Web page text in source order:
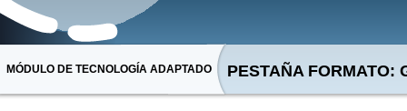
MÓDULO DE TECNOLOGÍA ADAPTADO PESTAÑA FORMATO: